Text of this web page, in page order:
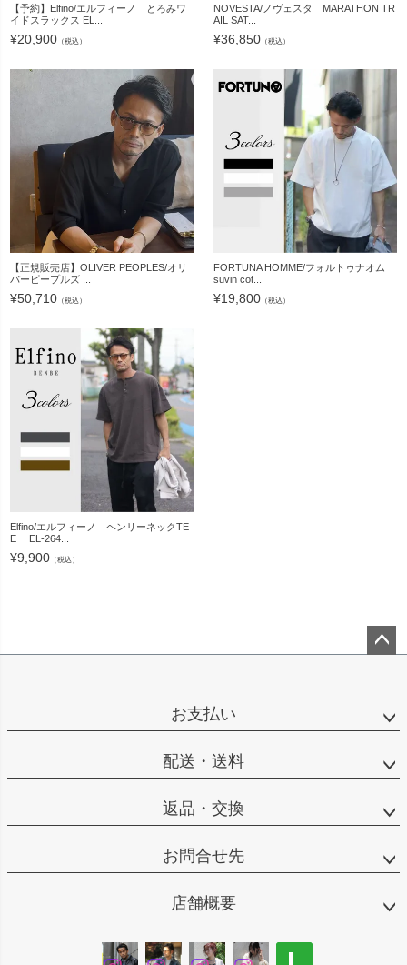
【予約】Elfino/エルフィーノ とろみワ
イドスラックス EL...
¥20,900 （税込）
NOVESTA/ノヴェスタ MARATHON TR
AIL SAT...
¥36,850 （税込）
【正規販売店】OLIVER PEOPLES/オリ
バーピープルズ ...
¥50,710 （税込）
FORTUNA HOMME/フォルトゥナオム
suvin cot...
¥19,800 （税込）
Elfino/エルフィーノ ヘンリーネックTE
E EL-264...
¥9,900 （税込）
お支払い
配送・送料
返品・交換
お問合せ先
店舗概要